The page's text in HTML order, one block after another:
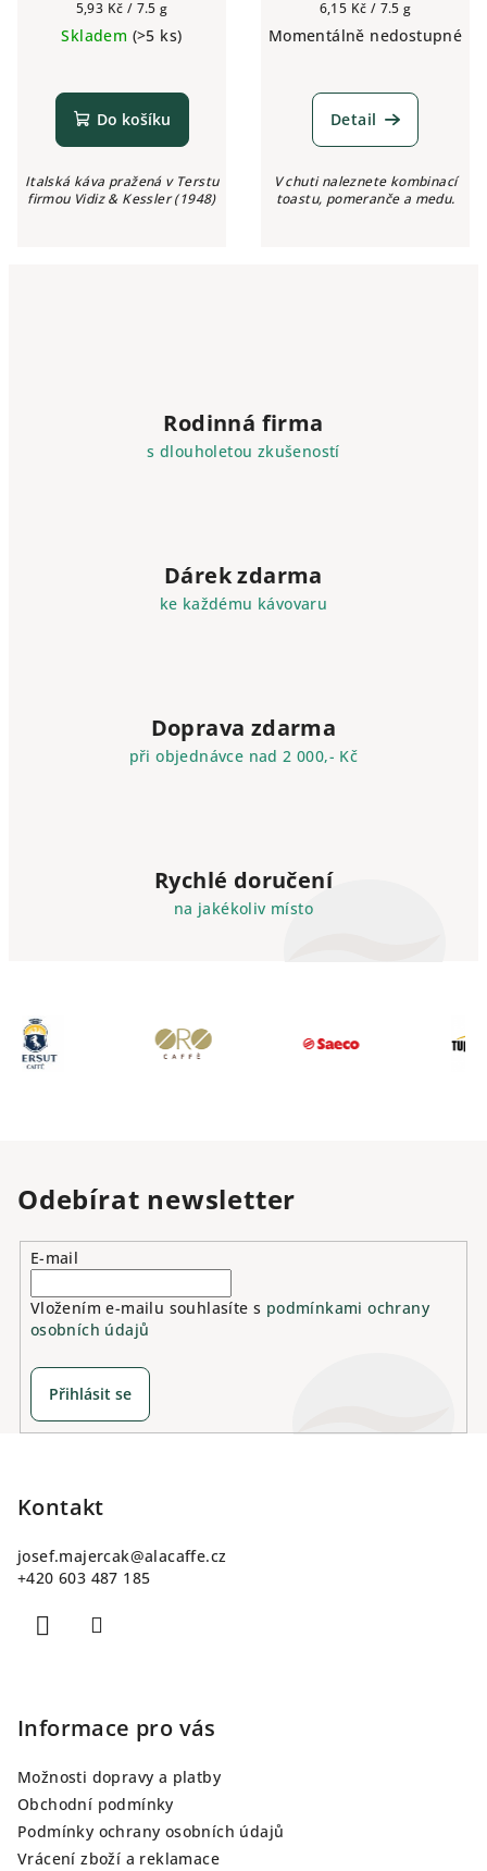
Rodinná firma
s dlouholetou zkušeností
Dárek zdarma
ke každému kávovaru
Doprava zdarma
při objednávce nad 2 000,- Kč
Rychlé doručení
na jakékoliv místo
Měrná
cena:
5,93 Kč / 7.5 g
Skladem (>5 ks)
Do košíku
Italská káva pražená v Terstu
firmou Vidiz & Kessler (1948)
Měrná
cena:
6,15 Kč / 7.5 g
Momentálně nedostupné
Detail
V chuti naleznete kombinací
toastu, pomeranče a medu.
Odebírat newsletter
E-mail
Vložením e-mailu souhlasíte s podmínkami ochrany
osobních údajů
Přihlásit se
Kontakt
josef.majercak@alacaffe.cz
+420 603 487 185
Informace pro vás
Možnosti dopravy a platby
Obchodní podmínky
Podmínky ochrany osobních údajů
Vrácení zboží a reklamace